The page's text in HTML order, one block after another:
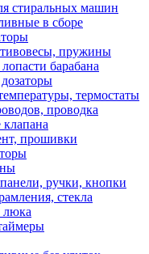
стиральных машин
в сборе
пружины
барабана
термостаты
проводка
прошивки
ручки, кнопки
стекла